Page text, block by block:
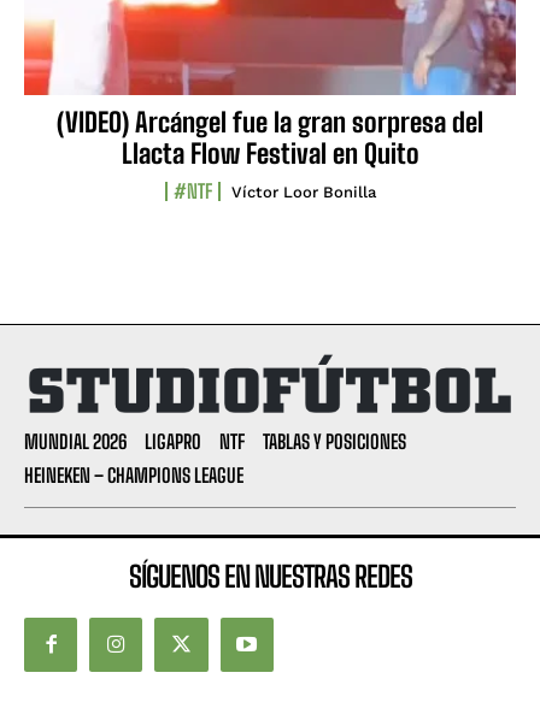
(VIDEO) Arcángel fue la gran sorpresa del
Llacta Flow Festival en Quito
#NTF Víctor Loor Bonilla
MUNDIAL 2026 LIGAPRO NTF
TABLAS Y POSICIONES
HEINEKEN – CHAMPIONS LEAGUE
SÍGUENOS EN NUESTRAS REDES